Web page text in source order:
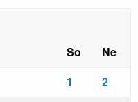
So
Ne
1
2